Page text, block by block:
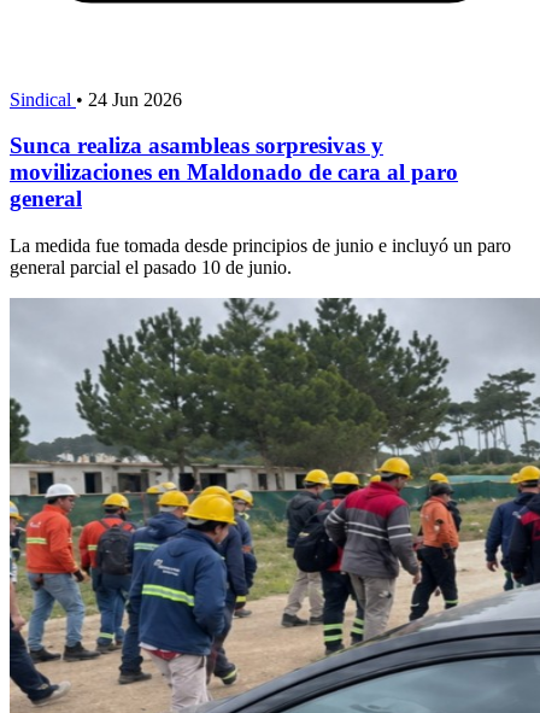
Sindical • 24 Jun 2026
Sunca realiza asambleas sorpresivas y
movilizaciones en Maldonado de cara al paro
general
La medida fue tomada desde principios de junio e incluyó un paro
general parcial el pasado 10 de junio.